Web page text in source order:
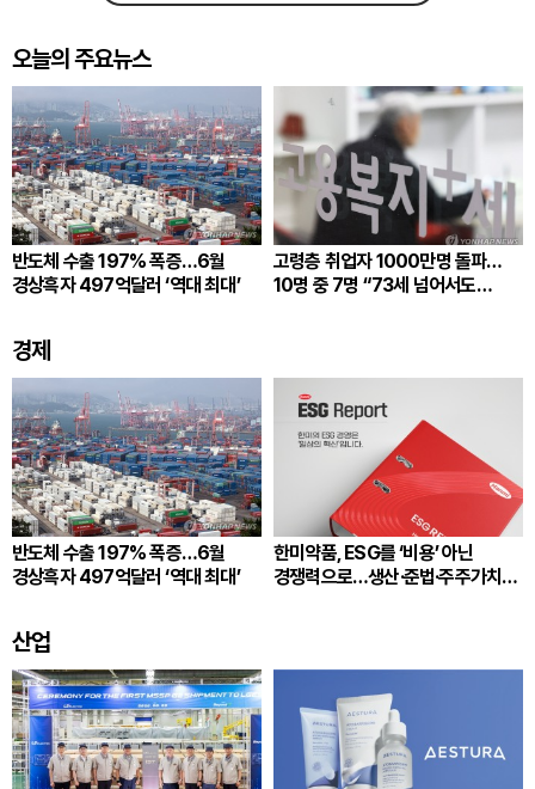
오늘의 주요뉴스
반도체 수출 197% 폭증…6월
경상흑자 497억달러 ‘역대 최대’
고령층 취업자 1000만명 돌파…
10명 중 7명 “73세 넘어서도
경제
반도체 수출 197% 폭증…6월
경상흑자 497억달러 ‘역대 최대’
한미약품, ESG를 ‘비용’ 아닌
경쟁력으로…생산·준법·주주가치
산업